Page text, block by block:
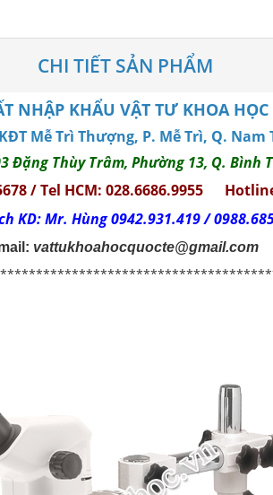
CHI TIẾT SẢN PHẨM
NHẬP KHẨU VẬT TƯ KHOA HỌC
Mễ Trì Thượng, P. Mễ Trì, Q. Nam
Đặng Thùy Trâm, Phường 13, Q. Bình
/ Tel HCM: 028.6686.9955
KD: Mr. Hùng 0942.931.419 /
vattukhoahocquocte@gmail.com